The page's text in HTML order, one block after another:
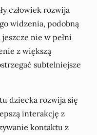
człowiek rozwija
widzenia, podobną
nie w pełni
z większą
subtelniejsze
dziecka rozwija się
interakcję z
kontaktu z